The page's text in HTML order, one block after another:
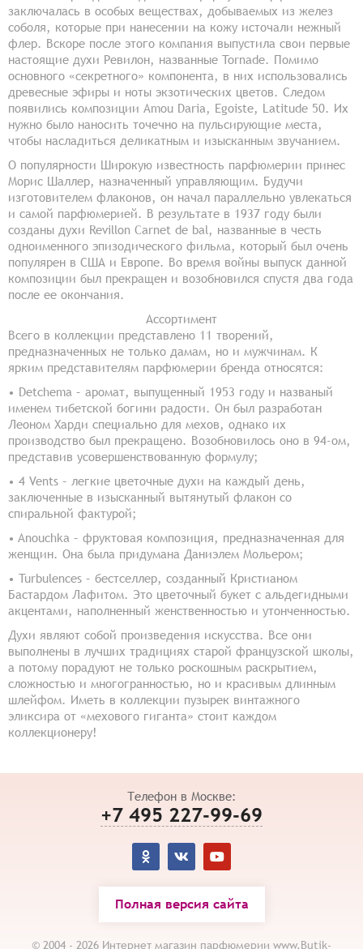
заключалась в особых веществах, добываемых из желез
соболя, которые при нанесении на кожу источали нежный
флер. Вскоре после этого компания выпустила свои первые
настоящие духи Ревилон, названные Tornade. Помимо
основного «секретного» компонента, в них использовались
древесные эфиры и ноты экзотических цветов. Следом
появились композиции Amou Daria, Egoiste, Latitude 50. Их
нужно было наносить точечно на пульсирующие места,
чтобы насладиться деликатным и изысканным звучанием.
О популярности Широкую известность парфюмерии принес
Морис Шаллер, назначенный управляющим. Будучи
изготовителем флаконов, он начал параллельно увлекаться
и самой парфюмерией. В результате в 1937 году были
созданы духи Revillon Carnet de bal, названные в честь
одноименного эпизодического фильма, который был очень
популярен в США и Европе. Во время войны выпуск данной
композиции был прекращен и возобновился спустя два года
после ее окончания.
Ассортимент
Всего в коллекции представлено 11 творений,
предназначенных не только дамам, но и мужчинам. К
ярким представителям парфюмерии бренда относятся:
• Detchema – аромат, выпущенный 1953 году и названый
именем тибетской богини радости. Он был разработан
Леоном Харди специально для мехов, однако их
производство был прекращено. Возобновилось оно в 94-ом,
представив усовершенствованную формулу;
• 4 Vents – легкие цветочные духи на каждый день,
заключенные в изысканный вытянутый флакон со
спиральной фактурой;
• Anouchka – фруктовая композиция, предназначенная для
женщин. Она была придумана Даниэлем Мольером;
• Turbulences – бестселлер, созданный Кристианом
Бастардом Лафитом. Это цветочный букет с альдегидными
акцентами, наполненный женственностью и утонченностью.
Духи являют собой произведения искусства. Все они
выполнены в лучших традициях старой французской школы,
а потому порадуют не только роскошным раскрытием,
сложностью и многогранностью, но и красивым длинным
шлейфом. Иметь в коллекции пузырек винтажного
эликсира от «мехового гиганта» стоит каждом
коллекционеру!
Телефон в Москве:
+7 495 227-99-69
Полная версия сайта
© 2004 - 2026 Интернет магазин парфюмерии www.Butik-